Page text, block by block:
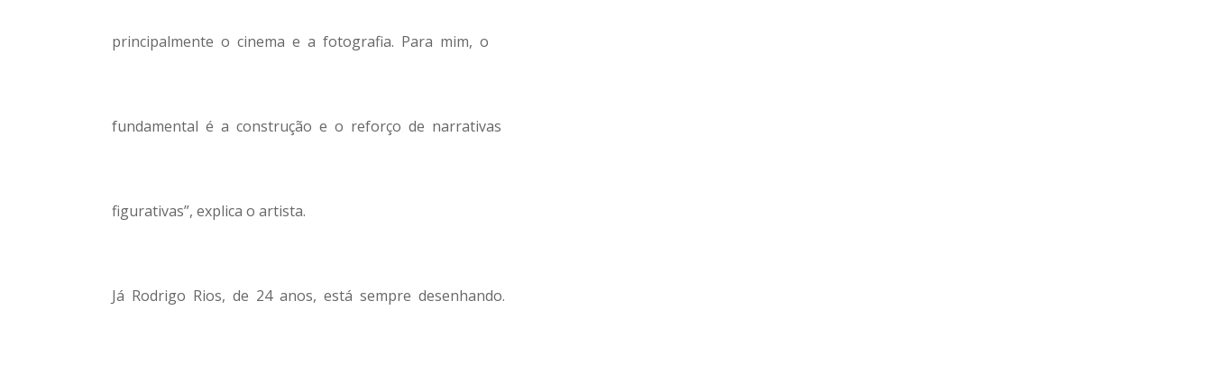
principalmente o cinema e a fotografia. Para mim, o
fundamental é a construção e o reforço de narrativas
figurativas”, explica o artista.
Já Rodrigo Rios, de 24 anos, está sempre desenhando.